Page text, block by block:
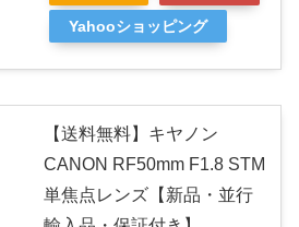
Yahooショッピング
【送料無料】キヤノン
CANON RF50mm F1.8 STM
単焦点レンズ【新品・並行